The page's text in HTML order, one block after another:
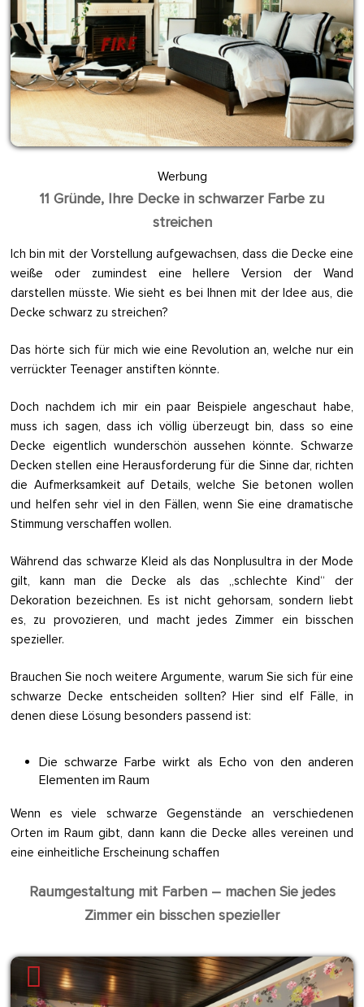
Werbung
11 Gründe, Ihre Decke in schwarzer Farbe zu
streichen
Ich bin mit der Vorstellung aufgewachsen, dass die Decke eine
weiße oder zumindest eine hellere Version der Wand
darstellen müsste. Wie sieht es bei Ihnen mit der Idee aus, die
Decke schwarz zu streichen?
Das hörte sich für mich wie eine Revolution an, welche nur ein
verrückter Teenager anstiften könnte.
Doch nachdem ich mir ein paar Beispiele angeschaut habe,
muss ich sagen, dass ich völlig überzeugt bin, dass so eine
Decke eigentlich wunderschön aussehen könnte. Schwarze
Decken stellen eine Herausforderung für die Sinne dar, richten
die Aufmerksamkeit auf Details, welche Sie betonen wollen
und helfen sehr viel in den Fällen, wenn Sie eine dramatische
Stimmung verschaffen wollen.
Während das schwarze Kleid als das Nonplusultra in der Mode
gilt, kann man die Decke als das „schlechte Kind“ der
Dekoration bezeichnen. Es ist nicht gehorsam, sondern liebt
es, zu provozieren, und macht jedes Zimmer ein bisschen
spezieller.
Brauchen Sie noch weitere Argumente, warum Sie sich für eine
schwarze Decke entscheiden sollten? Hier sind elf Fälle, in
denen diese Lösung besonders passend ist:
Die schwarze Farbe wirkt als Echo von den anderen
Elementen im Raum
Wenn es viele schwarze Gegenstände an verschiedenen
Orten im Raum gibt, dann kann die Decke alles vereinen und
eine einheitliche Erscheinung schaffen
Raumgestaltung mit Farben – machen Sie jedes
Zimmer ein bisschen spezieller